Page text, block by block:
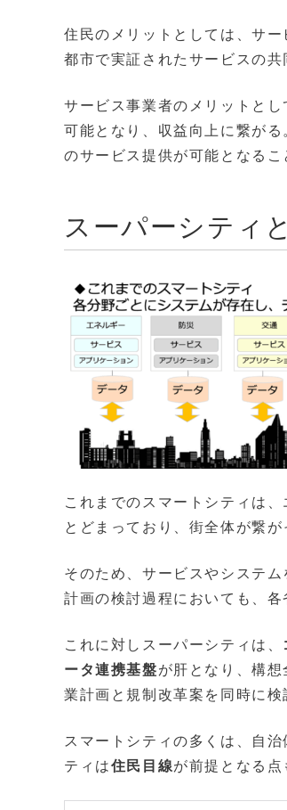
住民のメリットとしては、サ
都市で実証されたサービスの
サービス事業者のメリットと
可能となり、収益向上に繋が
のサービス提供が可能となるこ
スーパーシティ
これまでのスマートシティは
とどまっており、街全体が繋
そのため、サービスやシステ
計画の検討過程においても、
これに対しスーパーシティは、
ータ連携基盤が肝となり、構
業計画と規制改⾰案を同時に
スマートシティの多くは、自
ティは住民目線が前提となる点